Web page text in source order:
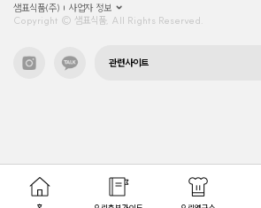
샘표식품(주)
사업자 정보
Copyright © 샘표식품, All Rights Reserved.
관련사이트